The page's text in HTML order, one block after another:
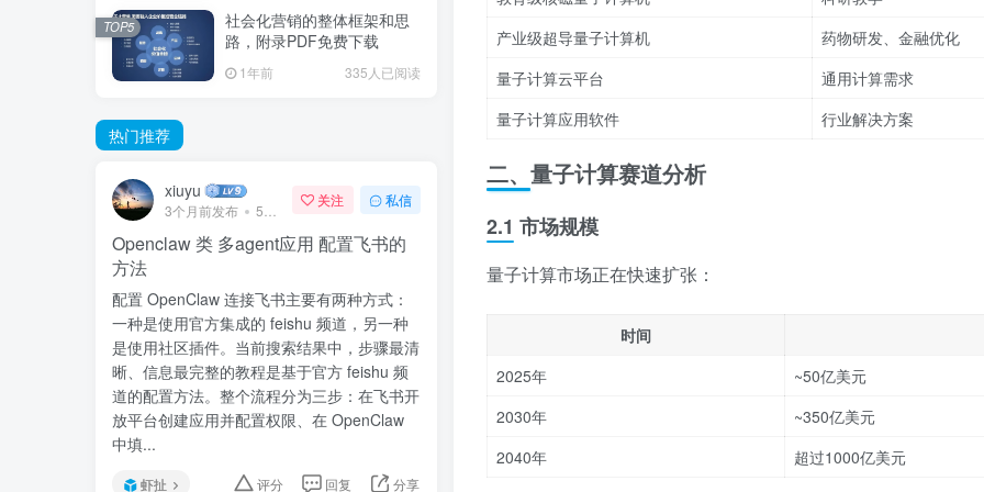
产业级超导量子计算机
药物研发、金融优化
量子计算云平台
通用计算需求
量子计算应用软件
行业解决方案
二、量子计算赛道分析
2.1 市场规模
量子计算市场正在快速扩张：
时间
2025年
~50亿美元
2030年
~350亿美元
2040年
超过1000亿美元
社会化营销的整体框架和思
路，附录PDF免费下载
1年前 335人已阅读
TOP5
热门推荐
xiuyu
3个月前发布 57次阅读
关注 私信
Openclaw 类 多agent应用 配置飞书的
方法
配置 OpenClaw 连接飞书主要有两种方式：
一种是使用官方集成的 feishu 频道，另一种
是使用社区插件。当前搜索结果中，步骤最清
晰、信息最完整的教程是基于官方 feishu 频
道的配置方法。整个流程分为三步：在飞书开
放平台创建应用并配置权限、在 OpenClaw
中填...
虾扯 评分 回复 分享